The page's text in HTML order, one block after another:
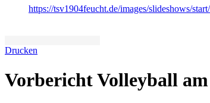
https://tsv1904feucht.de/images/slideshows/
Drucken
Vorbericht Volleyball am